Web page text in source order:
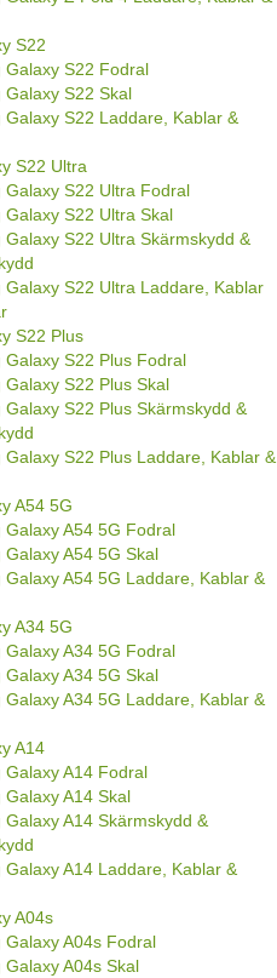
S22
Galaxy S22 Fodral
Galaxy S22 Skal
Galaxy S22 Laddare, Kablar &
S22 Ultra
Galaxy S22 Ultra Fodral
Galaxy S22 Ultra Skal
Galaxy S22 Ultra Skärmskydd &
Galaxy S22 Ultra Laddare, Kablar
S22 Plus
Galaxy S22 Plus Fodral
Galaxy S22 Plus Skal
Galaxy S22 Plus Skärmskydd &
Galaxy S22 Plus Laddare, Kablar &
A54 5G
Galaxy A54 5G Fodral
Galaxy A54 5G Skal
Galaxy A54 5G Laddare, Kablar &
A34 5G
Galaxy A34 5G Fodral
Galaxy A34 5G Skal
Galaxy A34 5G Laddare, Kablar &
A14
Galaxy A14 Fodral
Galaxy A14 Skal
Galaxy A14 Skärmskydd &
Galaxy A14 Laddare, Kablar &
A04s
Galaxy A04s Fodral
Galaxy A04s Skal